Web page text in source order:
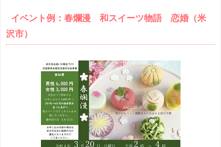
イベント例：春爛漫 和スイーツ物語 恋婚（米
沢市）